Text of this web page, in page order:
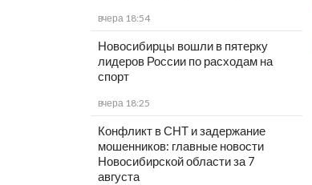
вчера 18:54
Новосибирцы вошли в пятерку
лидеров России по расходам на
спорт
вчера 18:25
Конфликт в СНТ и задержание
мошенников: главные новости
Новосибирской области за 7
августа